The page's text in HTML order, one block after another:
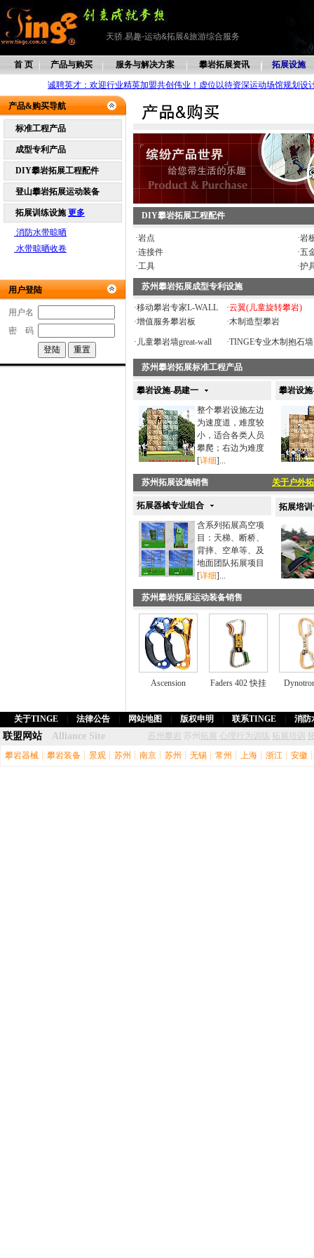
天骄.易趣-运动&拓展&旅游综合服务
首 页 产品与购买 服务与解决方案 攀岩拓展资讯 拓展设施
诚聘英才：欢迎行业精英加盟共创伟业！虚位以待资深运动场馆规划
产品&购买导航
标准工程产品
成型专利产品
DIY攀岩拓展工程配件
登山攀岩拓展运动装备
拓展训练设施更多
消防水带晾晒
水带晾晒收卷
用户登陆
用户名
密 码
DIY攀岩拓展工程配件
·岩点 ·岩
·连接件 ·五
·工具 ·护
苏州攀岩拓展成型专利设施
·移动攀岩专家L-WALL ·云翼(儿童旋转攀岩)
·增值服务攀岩板 ·木制造型攀岩
· 儿童攀岩墙great-wall ·TINGE专业木制抱石墙
苏州攀岩拓展标准工程产品
攀岩设施-易建一
整个攀岩设施左边
为速度道，难度较
小，适合各类人员
攀爬；右边为难度
[详细]...
攀岩设
苏州拓展设施销售 关于户外
拓展器械专业组合
含系列拓展高空项
目：天梯、断桥、
背摔、空单等、及
地面团队拓展项目
[详细]...
拓展培
苏州攀岩拓展运动装备销售
Ascension Faders 402 快挂
关于TINGE 法律公告 网站地图 版权申明 联系TINGE 消防
联盟网站 Alliance Site 苏州攀岩 苏州 拓展 心理行为训练 拓展培训
攀岩器械 ┊ 攀岩装备 ┊ 景观 ┊ 苏州 ┊ 南京 ┊ 苏州 ┊ 无锡 ┊ 常州 ┊ 上海 ┊ 浙江 ┊ 安徽